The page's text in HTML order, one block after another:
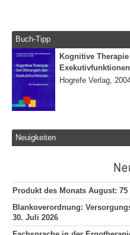
Buch-Tipp
Kognitive
Exekutivfunktionen
Hogrefe Verlag,
Neuigkeiten
Produkt des Monats August:
Blankoverordnung:
30. Juli 2026